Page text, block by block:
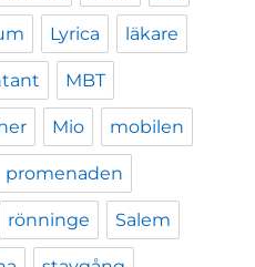
Lyrica läkare
MBT
Mio mobilen
promenaden
rönninge Salem